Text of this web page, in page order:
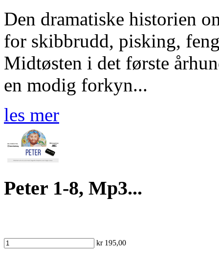
Den dramatiske historien
for skibbrudd, pisking,
Midtøsten i det første
en modig forkyn...
les mer
Peter 1-8, Mp3...
kr 195,00